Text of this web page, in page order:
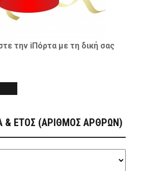
την iΠόρτα με τη δική σας
& ΕΤΟΣ (ΑΡΙΘΜΟΣ ΑΡΘΡΩΝ)